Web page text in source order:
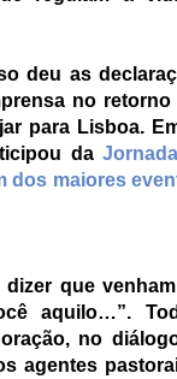
deu as
no retorno
para Lisboa.
da
dos maiores
que
aquilo…”.
no
agentes